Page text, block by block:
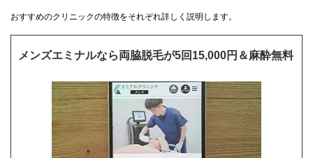
おすすめのクリニックの特徴をそれぞれ詳しく説明します。
メンズエミナルなら両脇脱毛が5回15,000円＆麻酔無料